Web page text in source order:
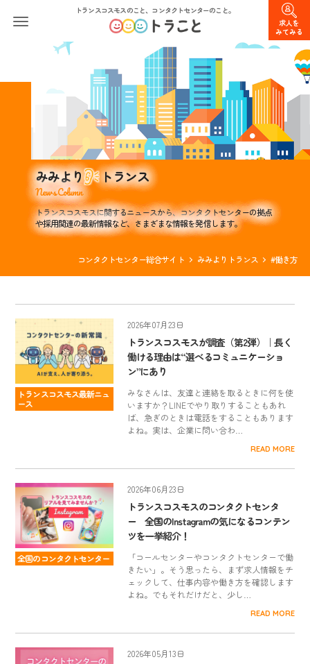
トランスコスモスのこと、コンタクトセンターのこと。
求人を
みてみる
みみより トランス
News Column
トランスコスモスに関するニュースから、コンタクトセンターの拠点
や採用関連の最新情報など、さまざまな情報を発信します。
コンタクトセンター総合サイト みみよりトランス #働き方
トランスコスモス最新ニュ
ース
2026年07月23日
トランスコスモスが調査（第2弾）｜長く
働ける理由は“選べるコミュニケーショ
ン”にあり
みなさんは、友達と連絡を取るときに何を使
いますか？LINEでやり取りすることもあれ
ば、急ぎのときは電話をすることもあります
よね。実は、企業に問い合わ…
READ MORE
全国のコンタクトセンター
2026年06月23日
トランスコスモスのコンタクトセンタ
ー 全国のInstagramの気になるコンテン
ツを一挙紹介！
「コールセンターやコンタクトセンターで働
きたい」。そう思ったら、まず求人情報をチ
ェックして、仕事内容や働き方を確認します
よね。でもそれだけだと、少し…
READ MORE
2026年05月13日